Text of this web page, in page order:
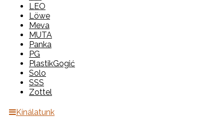
LEO
Löwe
Meva
MUTA
Panka
PG
PlastikGogić
Solo
SSS
Zottel
Kínálatunk